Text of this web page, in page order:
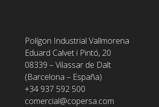
Polígon Industrial Vallmorena
Eduard Calvet i Pintó, 20
08339 – Vilassar de Dalt
(Barcelona – España)
+34 937 592 500
comercial@copersa.com